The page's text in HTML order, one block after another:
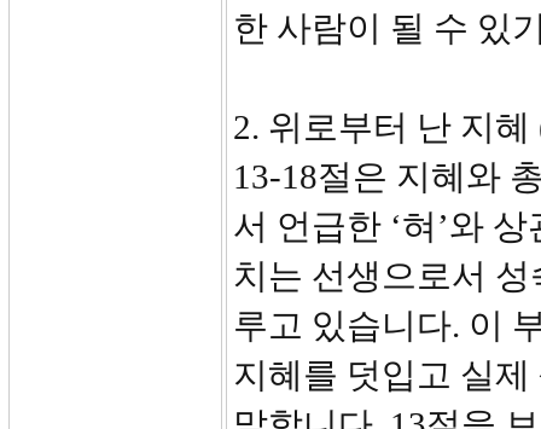
한 사람이 될 수 있
2. 위로부터 난 지혜
13-18절은 지혜와
서 언급한 ‘혀’와
치는 선생으로서
루고 있습니다. 이
지혜를 덧입고 실